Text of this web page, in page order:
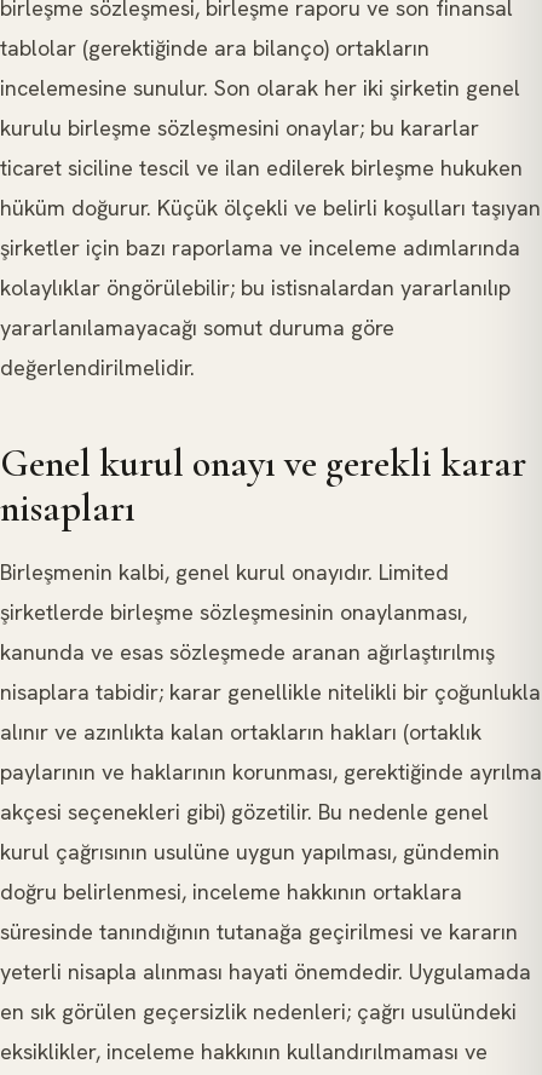
birleşme sözleşmesi, birleşme raporu ve son finansal
tablolar (gerektiğinde ara bilanço) ortakların
incelemesine sunulur. Son olarak her iki şirketin genel
kurulu birleşme sözleşmesini onaylar; bu kararlar
ticaret siciline tescil ve ilan edilerek birleşme hukuken
hüküm doğurur. Küçük ölçekli ve belirli koşulları taşıyan
şirketler için bazı raporlama ve inceleme adımlarında
kolaylıklar öngörülebilir; bu istisnalardan yararlanılıp
yararlanılamayacağı somut duruma göre
değerlendirilmelidir.
Genel kurul onayı ve gerekli karar
nisapları
Birleşmenin kalbi, genel kurul onayıdır. Limited
şirketlerde birleşme sözleşmesinin onaylanması,
kanunda ve esas sözleşmede aranan ağırlaştırılmış
nisaplara tabidir; karar genellikle nitelikli bir çoğunlukla
alınır ve azınlıkta kalan ortakların hakları (ortaklık
paylarının ve haklarının korunması, gerektiğinde ayrılma
akçesi seçenekleri gibi) gözetilir. Bu nedenle genel
kurul çağrısının usulüne uygun yapılması, gündemin
doğru belirlenmesi, inceleme hakkının ortaklara
süresinde tanındığının tutanağa geçirilmesi ve kararın
yeterli nisapla alınması hayati önemdedir. Uygulamada
en sık görülen geçersizlik nedenleri; çağrı usulündeki
eksiklikler, inceleme hakkının kullandırılmaması ve